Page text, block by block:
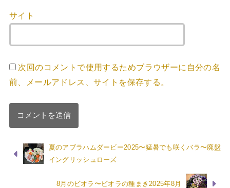
サイト
次回のコメントで使用するためブラウザーに自分の名
前、メールアドレス、サイトを保存する。
夏のアブラハムダービー2025〜猛暑でも咲くバラ〜廃盤
イングリッシュローズ
8月のビオラ〜ビオラの種まき2025年8月